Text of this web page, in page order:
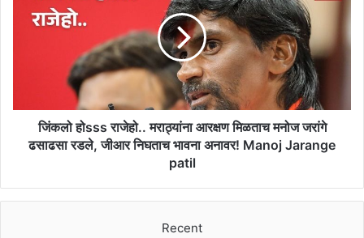
मराठ्यांना
ढसाढसा
जीआर
अनावर!
जिंकलो होsss राजेहो.. मराठ्यांना आरक्षण मिळताच मनोज जरांगे
ढसाढसा रडले, जीआर निघताच भावना अनावर! Manoj Jarange
patil
Recent